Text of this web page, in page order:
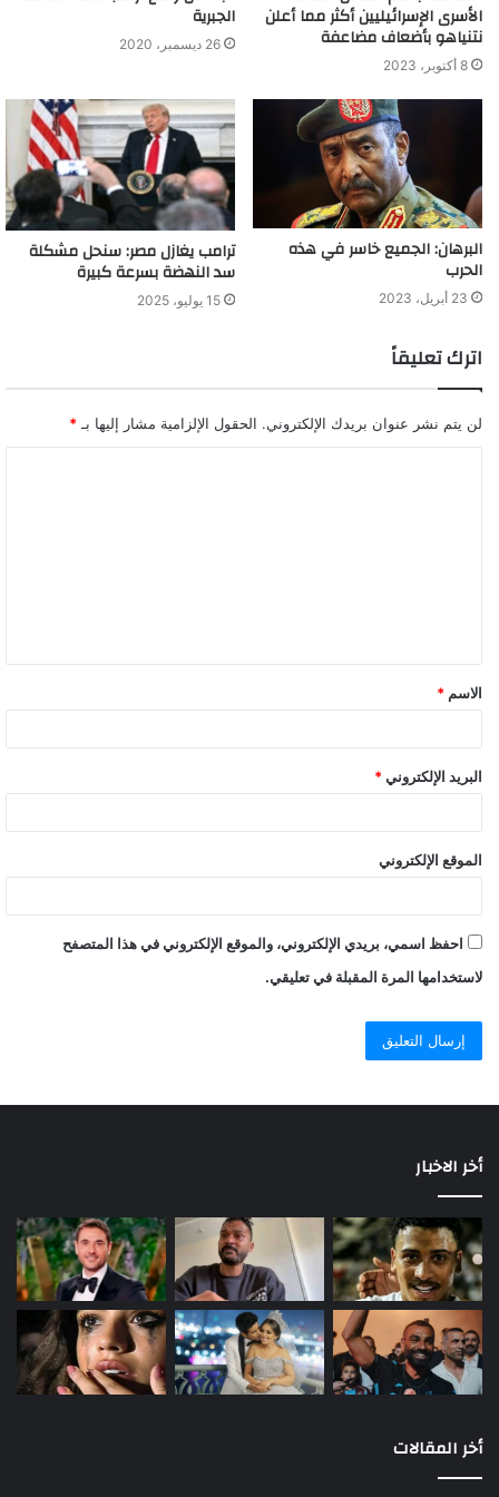
هذا الأمر سيتغير قريبا. وبالتالي فإن الصين تحاول أن تجعل حياتهم أكثر
مأساوية قدر الإمكان، وتعمل على إرسالهم إلى دول أخرى كي يتم
فإن الإيغور سيكونوا هم الطرف الخاسر“.
كيف يتاجر أردوغان بمعاناة المسلمين ويساوم على تسليمهم
للصين؟
الأسرى الإسرائيليين أكثر مما أعلن
نتنياهو بأضعاف مضاعفة
8 أكتوبر، 2023
الجبرية
26 ديسمبر، 2020
البرهان: الجميع خاسر في هذه
الحرب
23 أبريل، 2023
ترامب يغازل مصر: سنحل مشكلة
سد النهضة بسرعة كبيرة
15 يوليو، 2025
اترك تعليقاً
لن يتم نشر عنوان بريدك الإلكتروني. الحقول الإلزامية مشار إليها بـ *
الاسم *
البريد الإلكتروني *
الموقع الإلكتروني
احفظ اسمي، بريدي الإلكتروني، والموقع الإلكتروني في هذا المتصفح
لاستخدامها المرة المقبلة في تعليقي.
أخر الاخبار
أخر المقالات